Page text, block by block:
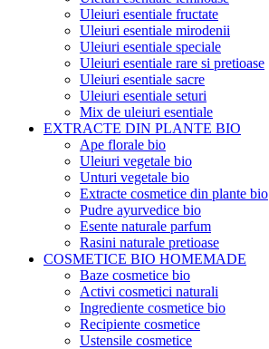
Uleiuri esentiale fructate
Uleiuri esentiale mirodenii
Uleiuri esentiale speciale
Uleiuri esentiale rare si pretioase
Uleiuri esentiale sacre
Uleiuri esentiale seturi
Mix de uleiuri esentiale
EXTRACTE DIN PLANTE BIO
Ape florale bio
Uleiuri vegetale bio
Unturi vegetale bio
Extracte cosmetice din plante bio
Pudre ayurvedice bio
Esente naturale parfum
Rasini naturale pretioase
COSMETICE BIO HOMEMADE
Baze cosmetice bio
Activi cosmetici naturali
Ingrediente cosmetice bio
Recipiente cosmetice
Ustensile cosmetice